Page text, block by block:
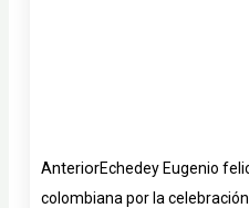
Ant
AnteriorEchedey Eugenio
colombiana por la